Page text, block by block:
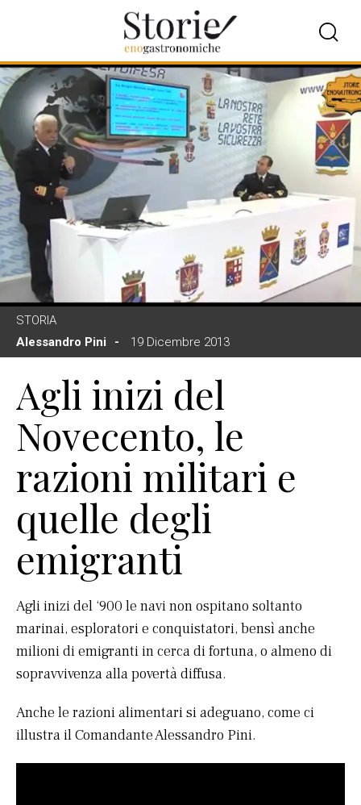
STORIA
Alessandro Pini
19 Dicembre 2013
Agli inizi del
Novecento, le
razioni militari e
quelle degli
emigranti
Agli inizi del ‘900 le navi non ospitano soltanto
marinai, esploratori e conquistatori, bensì anche
milioni di emigranti in cerca di fortuna, o almeno di
sopravvivenza alla povertà diffusa.
Anche le razioni alimentari si adeguano, come ci
illustra il Comandante Alessandro Pini.